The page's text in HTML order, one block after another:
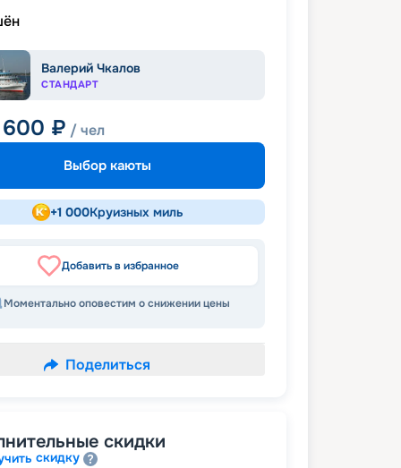
Валерий Чкалов
СТАНДАРТ
₽ / чел
Выбор каюты
+1 000Круизных миль
Добавить в избранное
Моментально оповестим о снижении цены
Поделиться
скидки
скидку